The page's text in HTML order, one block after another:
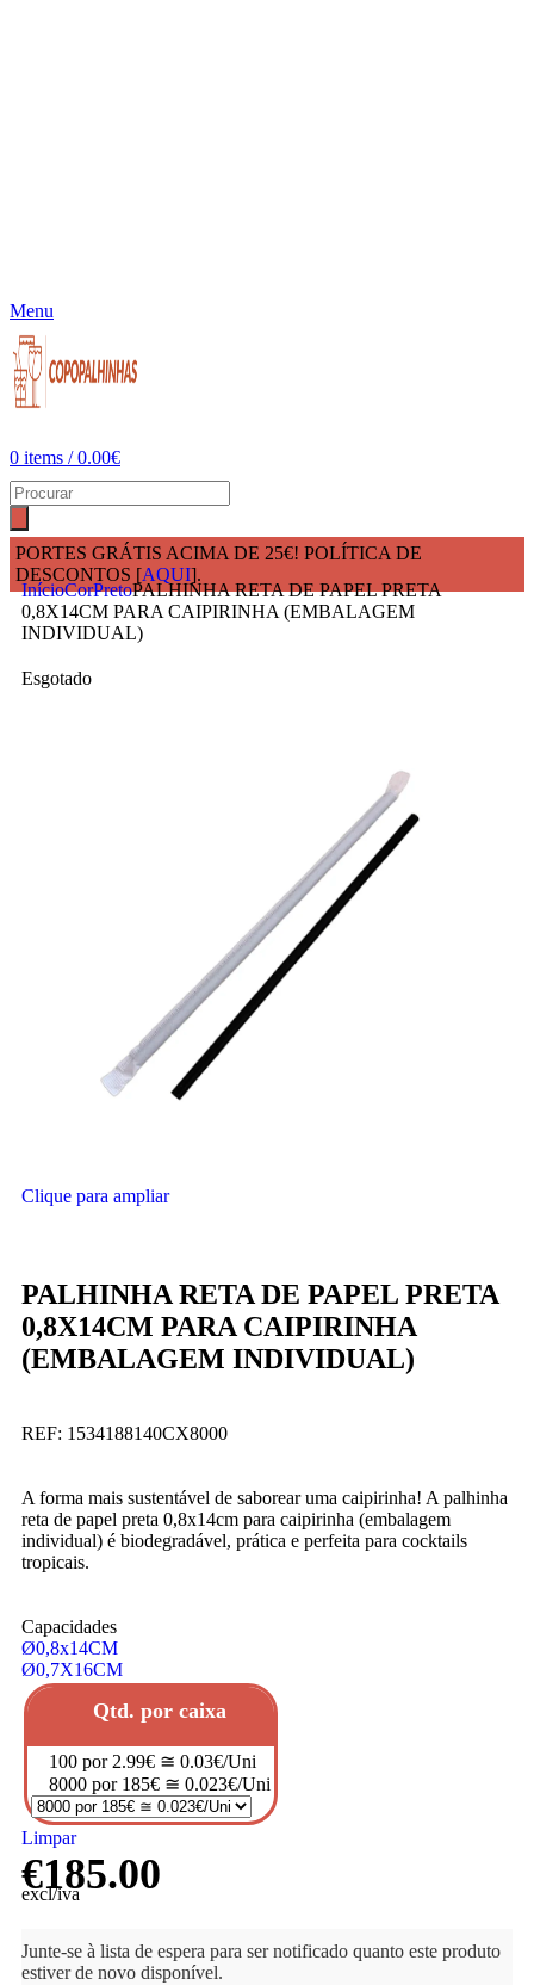
Menu
0 items / 0.00€
PORTES GRÁTIS ACIMA DE 25€! POLÍTICA DE
DESCONTOS [AQUI].
InícioCorPretoPALHINHA RETA DE PAPEL PRETA
0,8X14CM PARA CAIPIRINHA (EMBALAGEM
INDIVIDUAL)
Esgotado
Clique para ampliar
PALHINHA RETA DE PAPEL PRETA
0,8X14CM PARA CAIPIRINHA
(EMBALAGEM INDIVIDUAL)
REF: 1534188140CX8000
A forma mais sustentável de saborear uma caipirinha! A palhinha
reta de papel preta 0,8x14cm para caipirinha (embalagem
individual) é biodegradável, prática e perfeita para cocktails
tropicais.
Capacidades
Ø0,8x14CM
Ø0,7X16CM
Qtd. por caixa
100 por 2.99€ ≅ 0.03€/Uni
8000 por 185€ ≅ 0.023€/Uni
Limpar
€185.00
excl/iva
Junte-se à lista de espera para ser notificado quanto este produto
estiver de novo disponível.